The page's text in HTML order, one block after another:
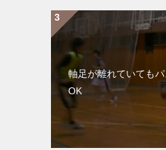
軸足が離れていても
OK